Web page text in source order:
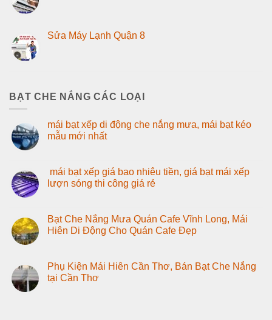
Sửa Máy Lạnh Quận 8
BẠT CHE NẮNG CÁC LOẠI
mái bạt xếp di động che nắng mưa, mái bạt kéo
mẫu mới nhất
mái bạt xếp giá bao nhiêu tiền, giá bạt mái xếp
lượn sóng thi công giá rẻ
Bạt Che Nắng Mưa Quán Cafe Vĩnh Long, Mái
Hiên Di Động Cho Quán Cafe Đẹp
Phụ Kiện Mái Hiên Cần Thơ, Bán Bạt Che Nắng
tại Cần Thơ